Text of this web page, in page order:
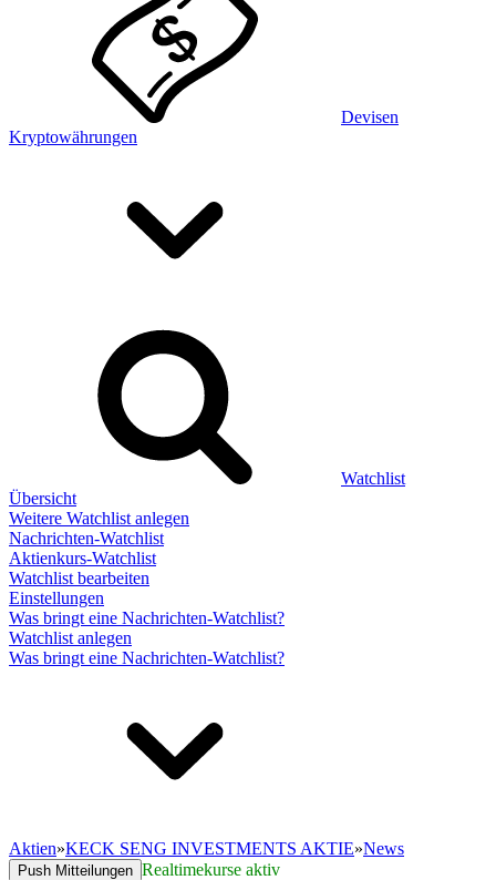
Devisen
Kryptowährungen
Watchlist
Übersicht
Weitere Watchlist anlegen
Nachrichten-Watchlist
Aktienkurs-Watchlist
Watchlist bearbeiten
Einstellungen
Was bringt eine Nachrichten-Watchlist?
Watchlist anlegen
Was bringt eine Nachrichten-Watchlist?
Aktien»KECK SENG INVESTMENTS AKTIE»News
Push Mitteilungen Realtimekurse aktiv